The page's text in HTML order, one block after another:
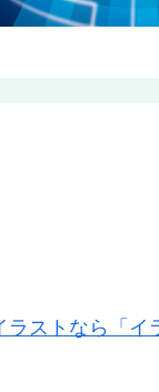
ストなら「イ